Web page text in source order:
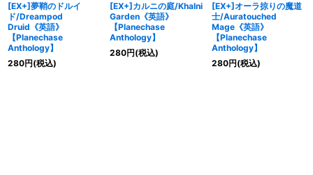
[EX+]夢鞘のドルイ
ド/Dreampod
Druid《英語》
【Planechase
Anthology】
280円(税込)
[EX+]カルニの庭/Khalni
Garden《英語》
【Planechase
Anthology】
280円(税込)
[EX+]オーラ掠りの魔道
士/Auratouched
Mage《英語》
【Planechase
Anthology】
280円(税込)